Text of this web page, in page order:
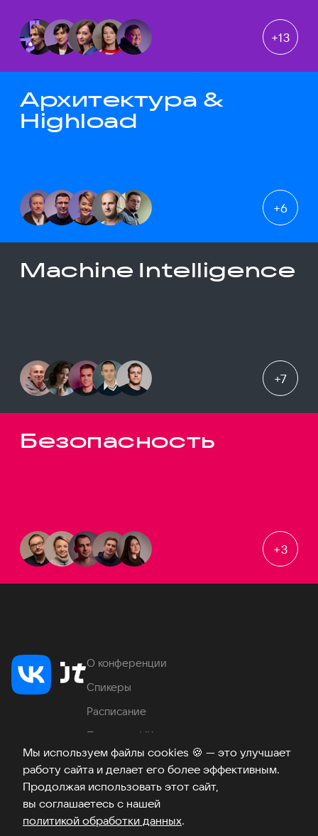
Мы используем файлы cookies 🍪 — это улучшает
работу сайта и делает его более эффективным.
Продолжая использовать этот сайт,
вы соглашаетесь с нашей
политикой обработки данных.
+13
Архитектура &
Highload
+6
Machine Intelligence
+7
Безопасность
+3
О конференции
Спикеры
Расписание
Продукты VK
Место проведения
Часто задаваемые вопросы
ТелеграмВКонтакте
Хабр